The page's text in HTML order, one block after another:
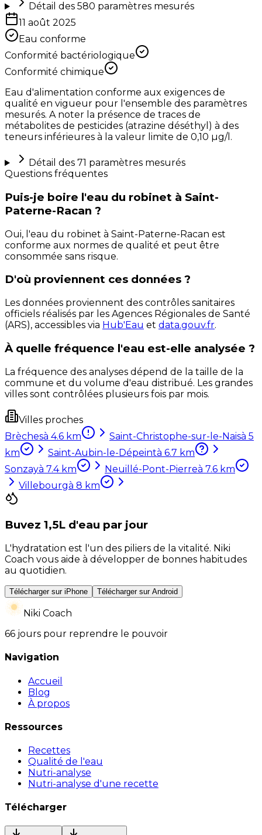
Détail des 580 paramètres mesurés
11 août 2025
Eau conforme
Conformité bactériologique
Conformité chimique
Eau d'alimentation conforme aux exigences de
qualité en vigueur pour l'ensemble des paramètres
mesurés. A noter la présence de traces de
métabolites de pesticides (atrazine déséthyl) à des
teneurs inférieures à la valeur limite de 0,10 µg/l.
Détail des 71 paramètres mesurés
Questions fréquentes
Puis-je boire l'eau du robinet à Saint-
Paterne-Racan ?
Oui, l'eau du robinet à Saint-Paterne-Racan est
conforme aux normes de qualité et peut être
consommée sans risque.
D'où proviennent ces données ?
Les données proviennent des contrôles sanitaires
officiels réalisés par les Agences Régionales de Santé
(ARS), accessibles via Hub'Eau et data.gouv.fr.
À quelle fréquence l'eau est-elle analysée ?
La fréquence des analyses dépend de la taille de la
commune et du volume d'eau distribué. Les grandes
villes sont contrôlées plusieurs fois par mois.
Villes proches
Brèchesà 4.6 km Saint-Christophe-sur-le-Naisà 5
km
Saint-Aubin-le-Dépeintà 6.7 km
Sonzayà 7.4km Neuillé-Pont-Pierreà 7.6 km
Villebourgà 8 km
Buvez 1,5L d'eau par jour
L'hydratation est l'un des piliers de la vitalité. Niki
Coach vous aide à développer de bonnes habitudes
au quotidien.
Télécharger sur iPhone Télécharger sur Android
Niki Coach
66 jours pour reprendre le pouvoir
Navigation
Accueil
Blog
À propos
Ressources
Recettes
Qualité de l'eau
Nutri-analyse
Nutri-analyse d'une recette
Télécharger